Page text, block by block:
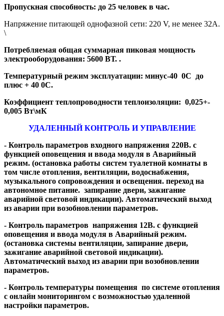
Пропускная способность: до 25 человек в час.
Напряжение питающей однофазной сети: 220 V, не менее 32А.
\
Потребляемая общая суммарная пиковая мощность
электрооборудования: 5600 ВТ. .
Температурный режим эксплуатации: минус-40 0С до
плюс + 40 0С.
Коэффициент теплопроводности теплоизоляции: 0,025+-
0,005 Вт\мК
УДАЛЕННЫЙ КОНТРОЛЬ И УПРАВЛЕНИЕ
- Контроль параметров входного напряжения 220В. с
функцией оповещения и ввода модуля в Аварийный
режим. (остановка работы систем туалетной комнаты в
том числе отопления, вентиляции, водоснабжения,
музыкального сопровождения и освещения. переход на
автономное питание. запирание двери, зажигание
аварийной световой индикации). Автоматический выход
из аварии при возобновлении параметров.
- Контроль параметров напряжения 12В. с функцией
оповещения и ввода модуля в Аварийный режим.
(остановка системы вентиляции, запирание двери,
зажигание аварийной световой индикации).
Автоматический выход из аварии при возобновлении
параметров.
- Контроль температуры помещения по системе отопления
с онлайн мониторингом с возможностью удаленной
настройки параметров.